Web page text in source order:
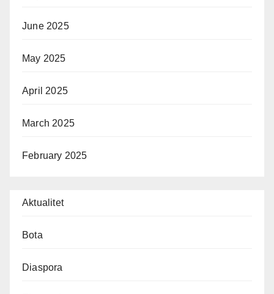
June 2025
May 2025
April 2025
March 2025
February 2025
Aktualitet
Bota
Diaspora